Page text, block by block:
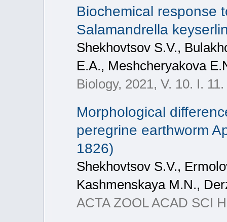
Biochemical response
Salamandrella
Shekhovtsov S.V.,
E.A., Meshcheryakova
Biology, 2021, V. 10. I.
Morphological
peregrine earthworm
1826)
Shekhovtsov S.V.,
Kashmenskaya M.N.,
ACTA ZOOL ACAD SCI